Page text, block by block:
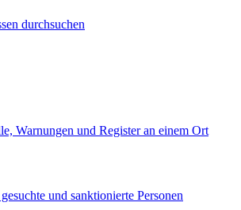
durchsuchen
Warnungen und Register an einem Ort
und sanktionierte Personen